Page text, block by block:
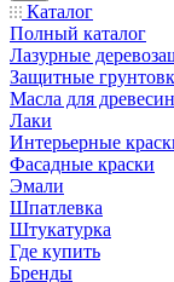
Каталог
Полный каталог
Лазурные
Защитные
Масла для
Лаки
Интерьерные
Фасадные краски
Эмали
Шпатлевка
Штукатурка
Где купить
Бренды